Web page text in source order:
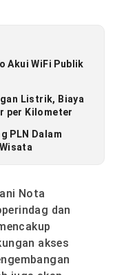
Akui WiFi Publik
Listrik, Biaya
per Kilometer
PLN Dalam
Nota
dan
akses